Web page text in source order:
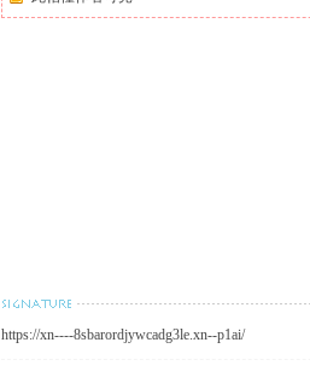
https://xn----8sbarordjywcadg3le.xn--p1ai/